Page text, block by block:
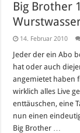
Big Brother
14. Februar 2010
Jeder der ein Abo
hat oder auch
angemietet haben
wirklich alles Live
enttäuschen, eine
nun einen
Big Brother …